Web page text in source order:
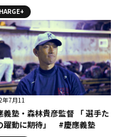
年7月11
義塾・森林貴彦監督 「 選手た
躍動に期待」 #慶應義塾